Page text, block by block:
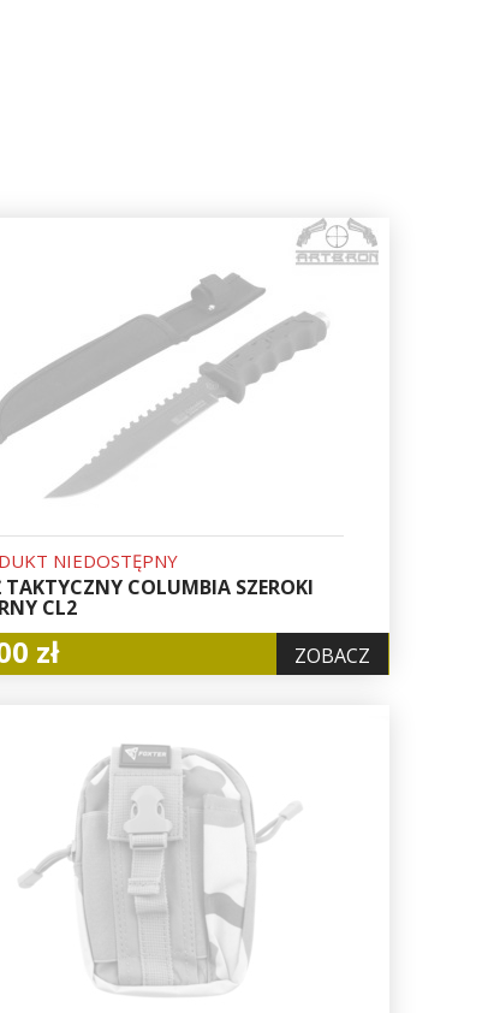
NIEDOSTĘPNY
TAKTYCZNY COLUMBIA SZEROKI
CL2
zł ZOBACZ